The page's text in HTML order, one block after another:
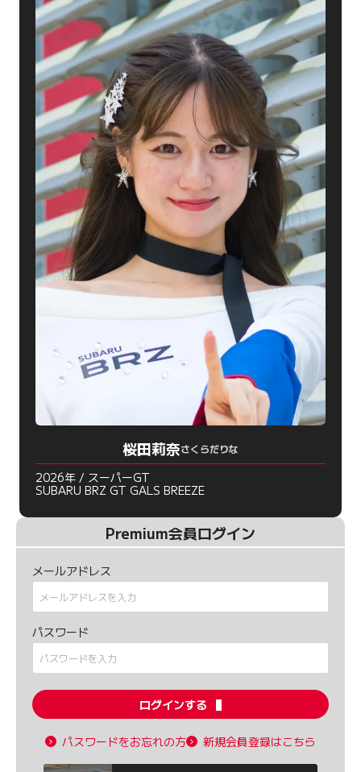
桜田莉奈さくらだりな
2026年 / スーパーGT
SUBARU BRZ GT GALS BREEZE
Premium会員ログイン
メールアドレス
パスワード
ログインする
パスワードをお忘れの方 新規会員登録はこちら